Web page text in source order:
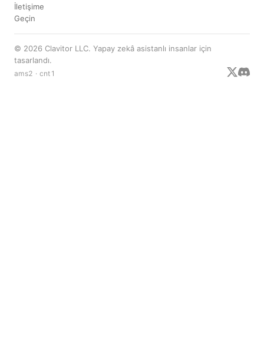
İletişime
Geçin
© 2026 Clavitor LLC. Yapay zekâ asistanlı insanlar için
tasarlandı.
ams2 · cnt1